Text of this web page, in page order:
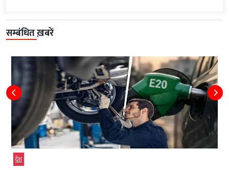
सम्बंधित ख़बरें
देश